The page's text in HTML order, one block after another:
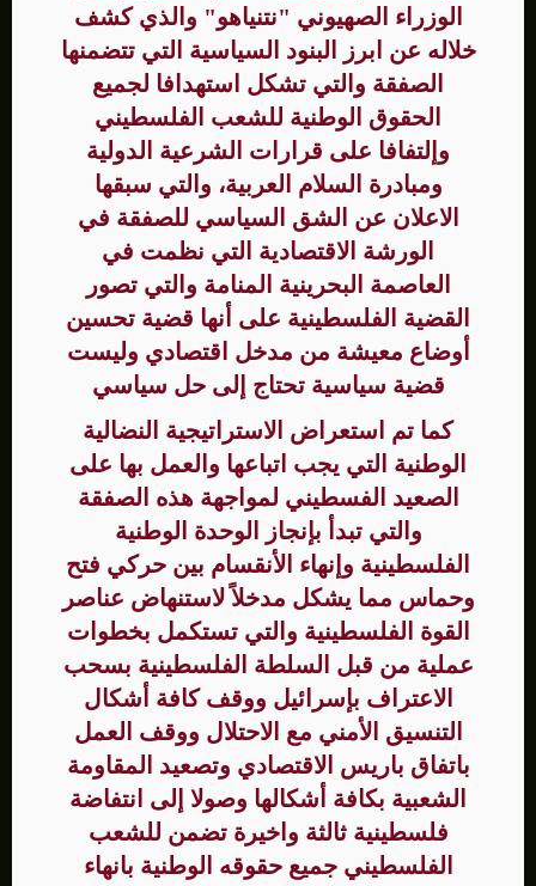
الوزراء الصهيوني "نتنياهو" والذي كشف
خلاله عن ابرز البنود السياسية التي تتضمنها
الصفقة والتي تشكل استهدافا لجميع
الحقوق الوطنية للشعب الفلسطيني
وإلتفافا على قرارات الشرعية الدولية
ومبادرة السلام العربية، والتي سبقها
الاعلان عن الشق السياسي للصفقة في
الورشة الاقتصادية التي نظمت في
العاصمة البحرينية المنامة والتي تصور
القضية الفلسطينية على أنها قضية تحسين
أوضاع معيشة من مدخل اقتصادي وليست
قضية سياسية تحتاج إلى حل سياسي
كما تم استعراض الاستراتيجية النضالية
الوطنية التي يجب اتباعها والعمل بها على
الصعيد الفسطيني لمواجهة هذه الصفقة
والتي تبدأ بإنجاز الوحدة الوطنية
الفلسطينية وإنهاء الأنقسام بين حركي فتح
وحماس مما يشكل مدخلاً لاستنهاض عناصر
القوة الفلسطينية والتي تستكمل بخطوات
عملية من قبل السلطة الفلسطينية بسحب
الاعتراف بإسرائيل ووقف كافة أشكال
التنسيق الأمني مع الاحتلال ووقف العمل
باتفاق باريس الاقتصادي وتصعيد المقاومة
الشعبية بكافة أشكالها وصولا إلى انتفاضة
فلسطينية ثالثة واخيرة تضمن للشعب
الفلسطيني جميع حقوقه الوطنية بانهاء